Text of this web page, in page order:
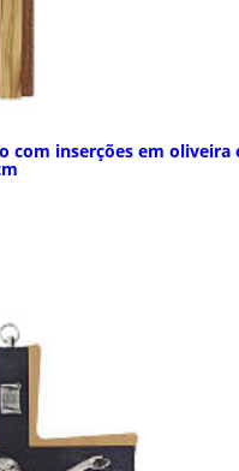
com inserções em oliveira